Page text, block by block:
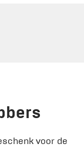
voor de